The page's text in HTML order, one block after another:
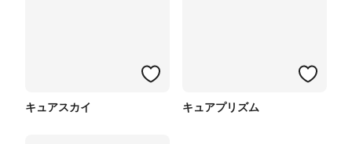
キュアスカイ キュアプリズム